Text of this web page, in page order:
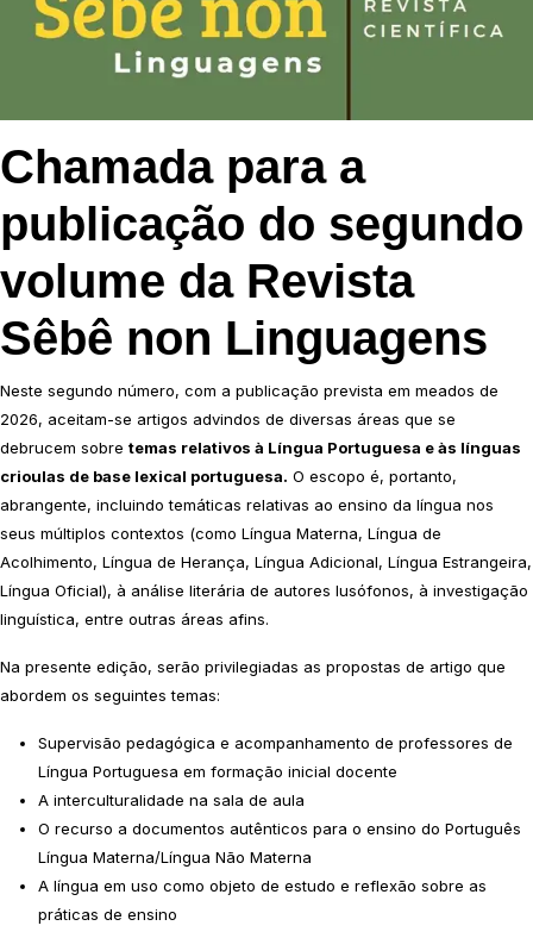
Chamada para a
publicação do segundo
volume da Revista
Sêbê non Linguagens
Neste segundo número, com a publicação prevista em meados de
2026, aceitam-se artigos advindos de diversas áreas que se
debrucem sobre temas relativos à Língua Portuguesa e às línguas
crioulas de base lexical portuguesa. O escopo é, portanto,
abrangente, incluindo temáticas relativas ao ensino da língua nos
seus múltiplos contextos (como Língua Materna, Língua de
Acolhimento, Língua de Herança, Língua Adicional, Língua Estrangeira,
Língua Oficial), à análise literária de autores lusófonos, à investigação
linguística, entre outras áreas afins.
Na presente edição, serão privilegiadas as propostas de artigo que
abordem os seguintes temas:
Supervisão pedagógica e acompanhamento de professores de
Língua Portuguesa em formação inicial docente
A interculturalidade na sala de aula
O recurso a documentos autênticos para o ensino do Português
Língua Materna/Língua Não Materna
A língua em uso como objeto de estudo e reflexão sobre as
práticas de ensino